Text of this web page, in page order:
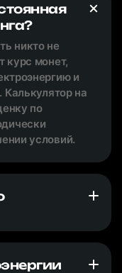
никто не
курс монет,
и
на
по
условий.